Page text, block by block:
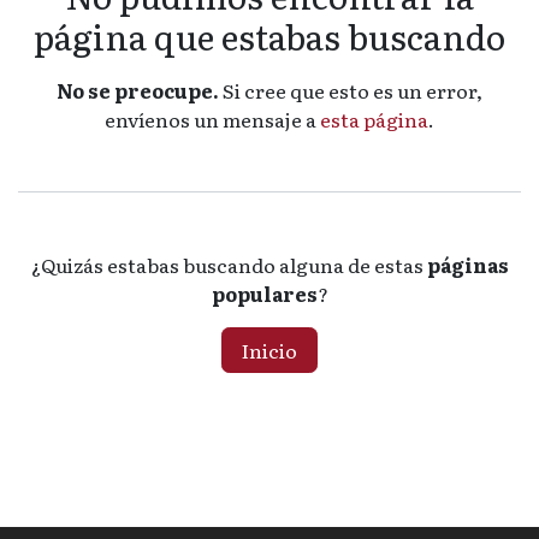
página que estabas buscando
No se preocupe.Si cree que esto es un error,
envíenos un mensaje aesta página.
¿Quizás estabas buscando alguna de estas páginas
populares?
Inicio